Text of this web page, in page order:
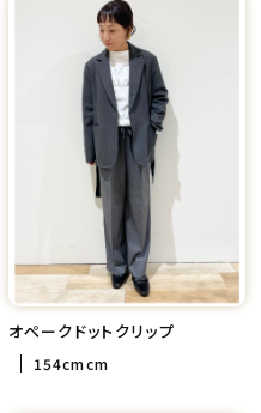
オペークドットクリップ
154cmcm